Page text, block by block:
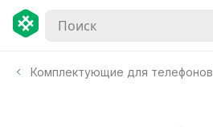
Комплектующие для телефонов